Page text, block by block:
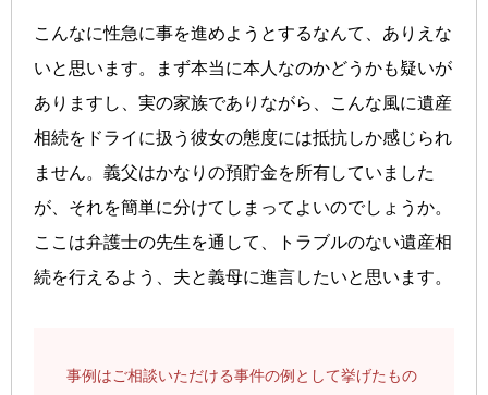
こんなに性急に事を進めようとするなんて、ありえな
いと思います。まず本当に本人なのかどうかも疑いが
ありますし、実の家族でありながら、こんな風に遺産
相続をドライに扱う彼女の態度には抵抗しか感じられ
ません。義父はかなりの預貯金を所有していました
が、それを簡単に分けてしまってよいのでしょうか。
ここは弁護士の先生を通して、トラブルのない遺産相
続を行えるよう、夫と義母に進言したいと思います。
事例はご相談いただける事件の例として挙げたもの